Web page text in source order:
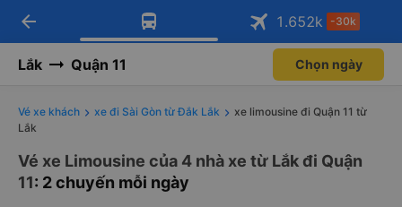
Tải app Vexere ngay!
Nhận ưu đãi thành viên độc
Mở app
Tải app Vexere
-30k/ghế khi đặt vé máy bay qua
Mở app
arrow_back 1.652k -30k
Lắk Quận 11 Chọn ngày
Vé xe khách xe đi Sài Gòn từ Đắk Lắk
xe limousine đi Quận 11 từ
Lắk
Vé xe Limousine của 4 nhà xe từ Lắk đi Quận
11: 2 chuyến mỗi ngày